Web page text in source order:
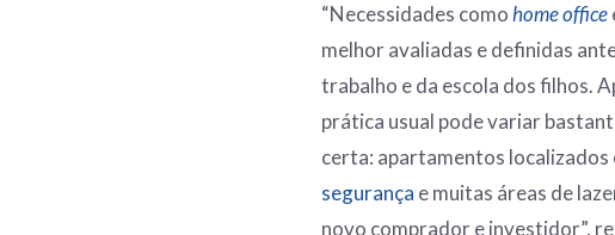
“Necessidades comohome office
melhor avaliadas e definidas
trabalho e da escola dos filhos.
prática usual pode variar
certa: apartamentos
segurança e muitas áreas de
novo comprador e investidor”,